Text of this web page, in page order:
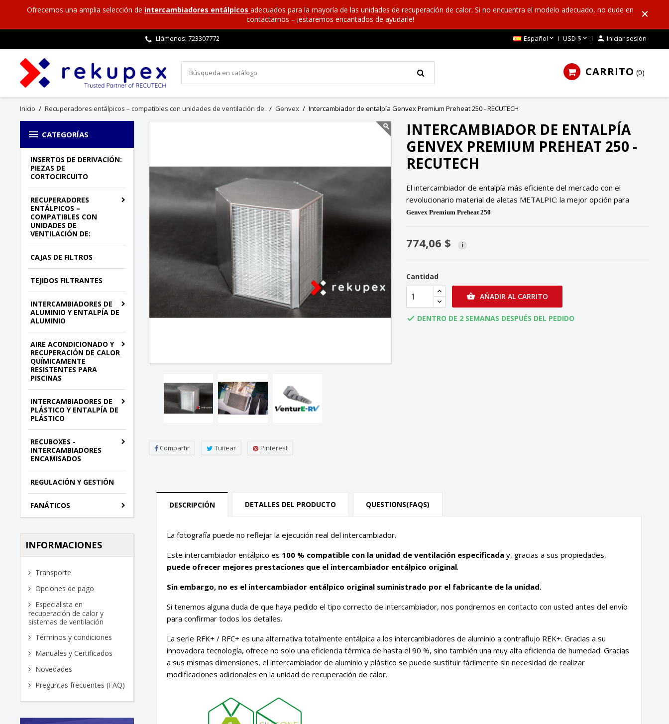
Ofrecemos una amplia selección de intercambiadores entálpicos adecuados para la mayoría de las unidades de recuperación de calor. Si no encuentra el modelo adecuado, no dude en
contactarnos – ¡estaremos encantados de ayudarle!
Llámenos:723307772 Español USD $  Iniciar sesión
CARRITO 0
Inicio Recuperadores entálpicos – compatibles con unidades de ventilación de: Genvex Intercambiador de entalpía Genvex Premium Preheat 250 - RECUTECH
 CATEGORÍAS
INSERTOS DE DERIVACIÓN:
PIEZAS DE
CORTOCIRCUITO
RECUPERADORES
ENTÁLPICOS –
COMPATIBLES CON
UNIDADES DE
VENTILACIÓN DE:
CAJAS DE FILTROS
TEJIDOS FILTRANTES
INTERCAMBIADORES DE
ALUMINIO Y ENTALPÍA DE
ALUMINIO
AIRE ACONDICIONADO Y
RECUPERACIÓN DE CALOR
QUÍMICAMENTE
RESISTENTES PARA
PISCINAS
INTERCAMBIADORES DE
PLÁSTICO Y ENTALPÍA DE
PLÁSTICO
RECUBOXES -
INTERCAMBIADORES
ENCAMISADOS
REGULACIÓN Y GESTIÓN
FANÁTICOS
INFORMACIONES
Transporte
Opciones de pago
Especialista en
recuperación de calor y
sistemas de ventilación
Términos y condiciones
Manuales y Certificados
Novedades
Preguntas frecuentes (FAQ)
Compartir Tuitear Pinterest
INTERCAMBIADOR DE ENTALPÍA
GENVEX PREMIUM PREHEAT 250 -
RECUTECH
El intercambiador de entalpía más eficiente del mercado con el
revolucionario material de aletas METALPIC: la mejor opción para
Genvex Premium Preheat 250
774,06 $ i
Cantidad
 AÑADIR AL CARRITO
 DENTRO DE 2 SEMANAS DESPUÉS DEL PEDIDO
DESCRIPCIÓN DETALLES DEL PRODUCTO QUESTIONS(FAQS)
La fotografía puede no reflejar la ejecución real del intercambiador.
Este intercambiador entálpico es 100 % compatible con la unidad de ventilación especificaday, gracias a sus propiedades,
puede ofrecer mejores prestaciones que el intercambiador entálpico original.
Sin embargo, no es el intercambiador entálpico original suministrado por el fabricante de la unidad.
Si tenemos alguna duda de que haya pedido el tipo correcto de intercambiador, nos pondremos en contacto con usted antes del envío
para confirmar todos los detalles.
La serie RFK+ / RFC+ es una alternativa totalmente entálpica a los intercambiadores de aluminio a contraflujo REK+. Gracias a su
innovadora tecnología, ofrece no solo una eficiencia térmica de hasta el 90 %, sino también una muy alta eficiencia de humedad. Gracias
a sus mismas dimensiones, el intercambiador de aluminio y plástico se puede sustituir fácilmente sin necesidad de realizar
modificaciones adicionales en la unidad de recuperación de calor.